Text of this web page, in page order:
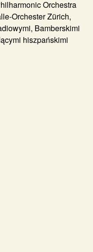
Orchestra
Orchester Zürich,
Bamberskimi
hiszpańskimi